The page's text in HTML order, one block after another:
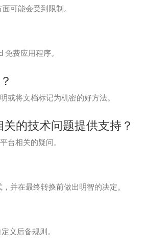
可能会受到限制。
费应用程序。
或将文档标记为机密的好方法。
的技术问题提供支持？
台相关的疑问。
并在最终转换前做出明智的决定。
义后备规则。